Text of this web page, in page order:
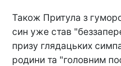
Також Притула з
син уже став
призу глядацьких
родини та "головним